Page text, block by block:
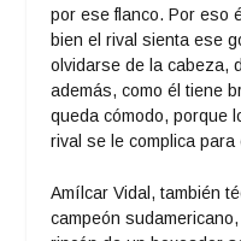
por ese flanco. Por eso
bien el rival sienta ese
olvidarse de la cabeza,
además, como él tiene
queda cómodo, porque
rival se le complica para
Amílcar Vidal, también
campeón